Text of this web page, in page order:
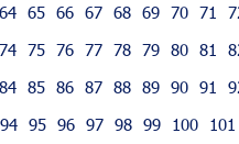
64 65 66 67 68 69 70 71
74 75 76 77 78 79 80 81
84 85 86 87 88 89 90 91
94 95 96 97 98 99 100 101